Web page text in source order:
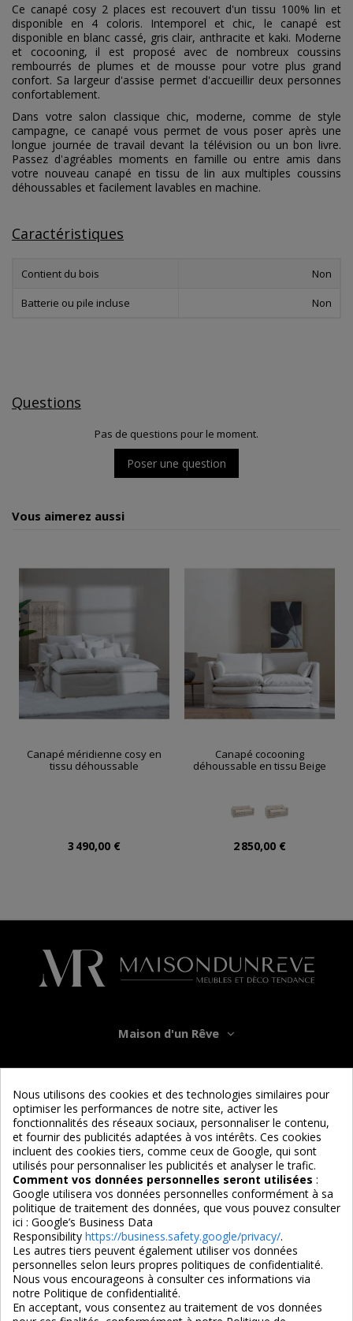
Ce canapé cosy 2 places est recouvert d'un tissu 100% lin et
disponible en 4 coloris. Intemporel et chic, le canapé est
disponible en blanc cassé, gris clair, anthracite et kaki. Moderne
et cocooning, il est proposé avec de nombreux coussins
rembourrés de plumes et de mousse pour votre plus grand
confort. Sa largeur d'assise permet d'accueillir deux personnes
confortablement.
Dans votre salon classique chic, moderne, comme de style
campagne, ce canapé vous permet de vous poser après une
longue journée de travail devant la télévision ou un bon livre.
Passez d'agréables moments en famille ou entre amis dans
votre nouveau canapé en tissu de lin aux multiples coussins
déhoussables et facilement lavables en machine.
Caractéristiques
Contient du bois Non
Batterie ou pile incluse Non
Questions
Pas de questions pour le moment.
Poser une question
Vous aimerez aussi
Canapé méridienne cosy en
tissu déhoussable
3 490,00 €
Canapé cocooning
déhoussable en tissu Beige
2 850,00 €
Maison d'un Rêve
Informations
Services
Nous suivre
4,7/5
Nous utilisons des cookies et des technologies similaires pour
optimiser les performances de notre site, activer les
fonctionnalités des réseaux sociaux, personnaliser le contenu,
et fournir des publicités adaptées à vos intérêts. Ces cookies
incluent des cookies tiers, comme ceux de Google, qui sont
utilisés pour personnaliser les publicités et analyser le trafic.
Comment vos données personnelles seront utilisées :
Google utilisera vos données personnelles conformément à sa
politique de traitement des données, que vous pouvez consulter
ici : Google’s Business Data
Responsibility https://business.safety.google/privacy/.
Les autres tiers peuvent également utiliser vos données
personnelles selon leurs propres politiques de confidentialité.
Nous vous encourageons à consulter ces informations via
notre Politique de confidentialité.
En acceptant, vous consentez au traitement de vos données